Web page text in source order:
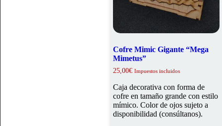
Cofre Mimic Gigante “Mega
Mimetus”
25,00€ Impuestos incluidos
Caja decorativa con forma de
cofre en tamaño grande con estilo
mímico. Color de ojos sujeto a
disponibilidad (consúltanos).